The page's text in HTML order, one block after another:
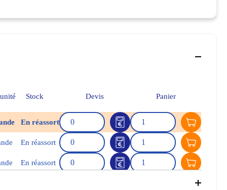
Stock Devis Panier
En réassort
Quantité Quantité
Ajouter
En réassort
Quantité Quantité
Ajouter
En réassort
Quantité Quantité
Ajouter